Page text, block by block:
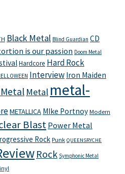
Black Metal Blind Guardian CD
is our passion Doom Metal
Hardcore Hard Rock
Interview Iron Maiden
Metal metal-
METALLICA MIke Portnoy Modern
Blast Power Metal
Rock Punk QUEENSRYCHE
Rock Symphonic Metal